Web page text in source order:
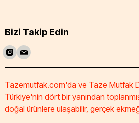
Bizi Takip Edin
Tazemutfak.com'da ve Taze Mutfak
Türkiye'nin dört bir yanından
doğal ürünlere ulaşabilir, gerçek